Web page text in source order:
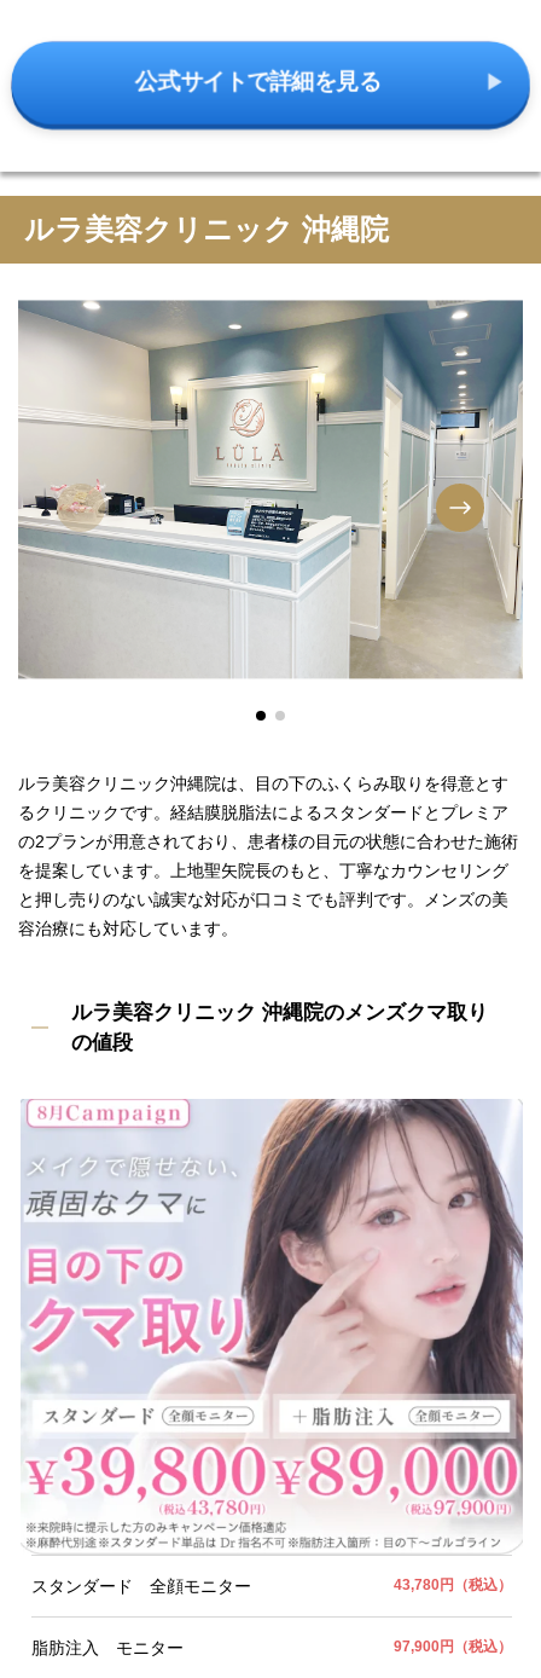
公式サイトで詳細を見る
ルラ美容クリニック 沖縄院
ルラ美容クリニック沖縄院は、目の下のふくらみ取りを得意とす
るクリニックです。経結膜脱脂法によるスタンダードとプレミア
の2プランが用意されており、患者様の目元の状態に合わせた施術
を提案しています。上地聖矢院長のもと、丁寧なカウンセリング
と押し売りのない誠実な対応が口コミでも評判です。メンズの美
容治療にも対応しています。
ルラ美容クリニック 沖縄院のメンズクマ取り
の値段
スタンダード 全顔モニター 43,780円（税込）
脂肪注入 モニター 97,900円（税込）